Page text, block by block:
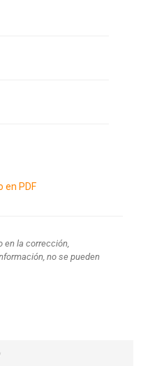
en PDF
en la corrección,
no se pueden